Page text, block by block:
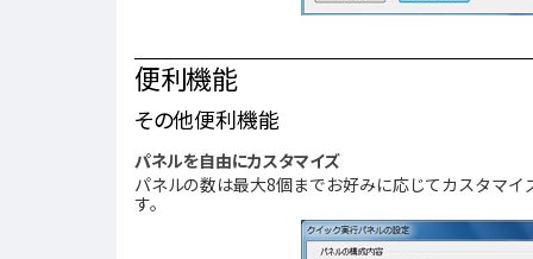
便利機能
その他便利機能
パネルを自由にカスタマイズ
パネルの数は最大8個までお好みに応じてカスタマ
す。